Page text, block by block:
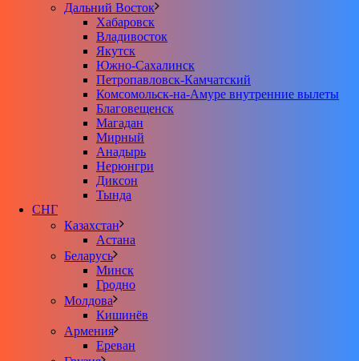
Дальний Восток
Хабаровск
Владивосток
Якутск
Южно-Сахалинск
Петропавловск-Камчатский
Комсомольск-на-Амуре внутренние вылеты
Благовещенск
Магадан
Мирный
Анадырь
Нерюнгри
Диксон
Тында
СНГ
Казахстан
Астана
Беларусь
Минск
Гродно
Молдова
Кишинёв
Армения
Ереван